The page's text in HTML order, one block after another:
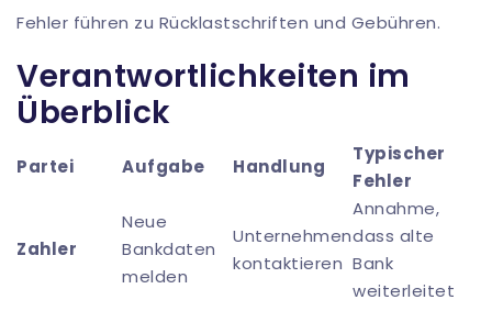
Fehler führen zu Rücklastschriften und Gebühren.
Verantwortlichkeiten im
Überblick
Partei Aufgabe Handlung
Typischer
Fehler
Zahler
Neue
Bankdaten
melden
Unternehmen
kontaktieren
Annahme,
dass alte
Bank
weiterleitet